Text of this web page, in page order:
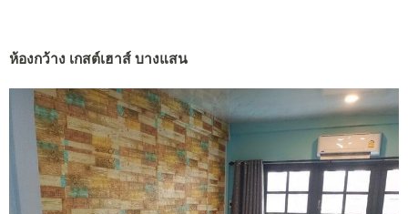
ห้องกว้าง เกสต์เฮาส์ บางแสน